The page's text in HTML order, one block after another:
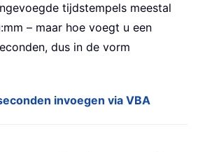
tijdstempels meestal
– maar hoe voegt u een
dus in de vorm
invoegen via VBA